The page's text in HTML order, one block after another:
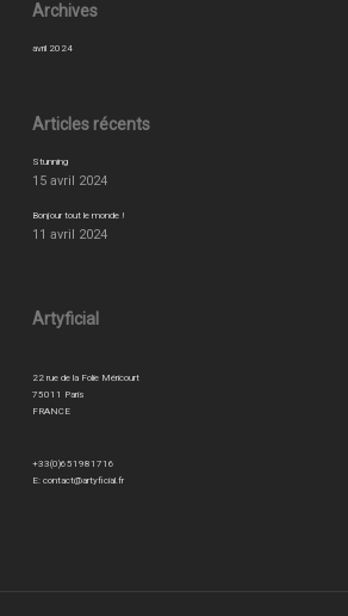
Archives
avril 2024
Articles récents
Stunning
15 avril 2024
Bonjour tout le monde !
11 avril 2024
Artyficial
22 rue de la Folie Méricourt
75011 Paris
FRANCE
+33(0)651981716
E: contact@artyficial.fr